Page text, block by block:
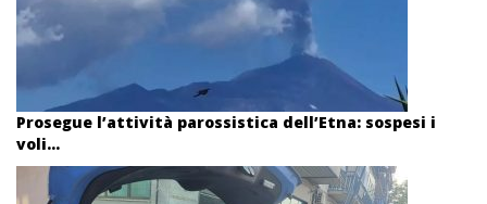
Prosegue l’attività parossistica dell’Etna: sospesi i
voli...